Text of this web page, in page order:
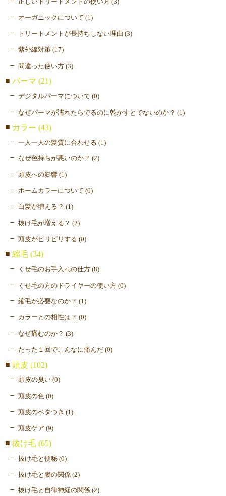
オーガニックについて (1)
トリートメントが長持ちしない理由 (3)
紫外線対策 (17)
間違った使い方 (3)
パーマ (21)
デジタルパーマについて (0)
なぜパーマが濡れたらでるのに乾かすとでないのか？ (1)
カラー (43)
一人一人の髪質に合わせる (1)
なぜ色持ちが悪いのか？ (2)
頭皮への影響 (1)
ホームカラーについて (0)
白髪が増える？ (1)
抜け毛が増える？ (2)
頭皮がピリピリする (0)
縮毛 (34)
くせ毛のお手入れの仕方 (8)
くせ毛の方のドライヤーの使い方 (0)
縮毛が必要なのか？ (1)
カラーとの相性は？ (0)
なぜ痛むのか？ (3)
たった１回でこんなに痛んだ (0)
頭皮 (102)
頭皮の臭い (0)
頭皮の色 (0)
頭皮のベタつき (1)
頭皮ケア (9)
抜け毛 (65)
抜け毛と便秘 (0)
抜け毛と腸の関係 (2)
抜け毛と自律神経の関係 (2)